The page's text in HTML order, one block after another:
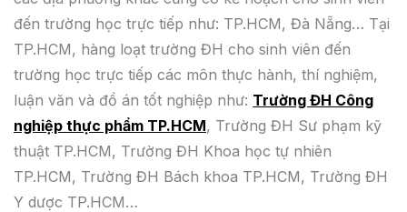
đến trường học trực tiếp như: TP.HCM, Đà Nẵng… Tại
TP.HCM, hàng loạt trường ĐH cho sinh viên đến
trường học trực tiếp các môn thực hành, thí nghiệm,
luận văn và đồ án tốt nghiệp như: Trường ĐH Công
nghiệp thực phẩm TP.HCM, Trường ĐH Sư phạm kỹ
thuật TP.HCM, Trường ĐH Khoa học tự nhiên
TP.HCM, Trường ĐH Bách khoa TP.HCM, Trường ĐH
Y dược TP.HCM…